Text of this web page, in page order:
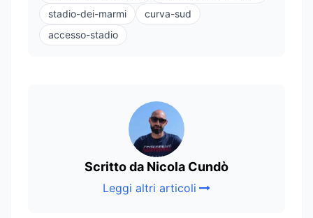
stadio-dei-marmi
curva-sud
accesso-stadio
Scritto da Nicola Cundò
Leggi altri articoli